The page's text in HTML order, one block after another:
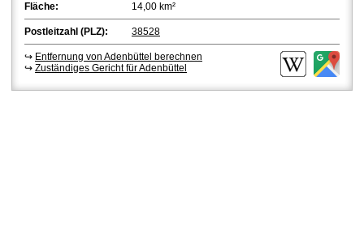
Fläche:
14,00 km²
Postleitzahl (PLZ): 38528
↪ Entfernung von Adenbüttel berechnen
↪ Zuständiges Gericht für Adenbüttel